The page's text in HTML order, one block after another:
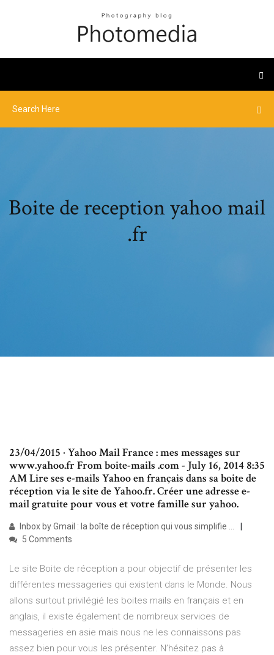
Boite de reception yahoo mail
.fr
23/04/2015 · Yahoo Mail France : mes messages sur
www.yahoo.fr From boite-mails .com - July 16, 2014 8:35
AM Lire ses e-mails Yahoo en français dans sa boite de
réception via le site de Yahoo.fr. Créer une adresse e-
mail gratuite pour vous et votre famille sur yahoo.
Inbox by Gmail : la boîte de réception qui vous simplifie ...
5 Comments
Le site Boite de réception a pour objectif de présenter les
différentes messageries qui existent dans le Monde. Nous
allons surtout privilégié les boites mails en français et en
anglais, il existe également de nombreux services de
messageries en asie mais nous ne les connaissons pas
assez bien pour vous les présenter. N’hésitez pas à